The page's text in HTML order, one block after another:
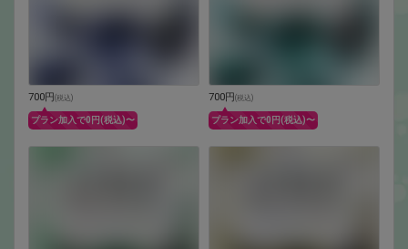
700円(税込)
プラン加入で0円(税込)〜
700円(税込)
プラン加入で0円(税込)〜